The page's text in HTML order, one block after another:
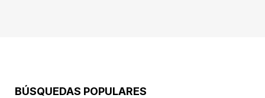
BÚSQUEDAS POPULARES